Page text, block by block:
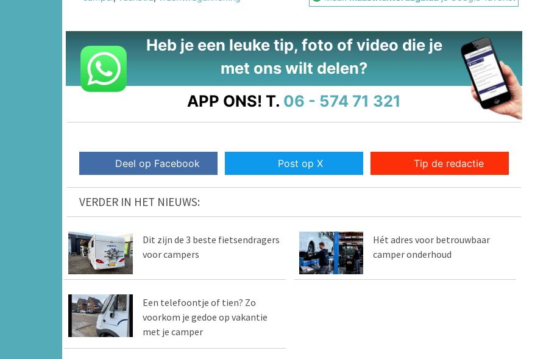
Heb je een leuke tip, foto of video die je
met ons wilt delen?
APP ONS! T. 06 - 574 71 321
Deel op Facebook Post op X Tip de redactie
VERDER IN HET NIEUWS:
Dit zijn de 3 beste fietsendragers
voor campers
Hét adres voor betrouwbaar
camper onderhoud
Een telefoontje of tien? Zo
voorkom je gedoe op vakantie
met je camper